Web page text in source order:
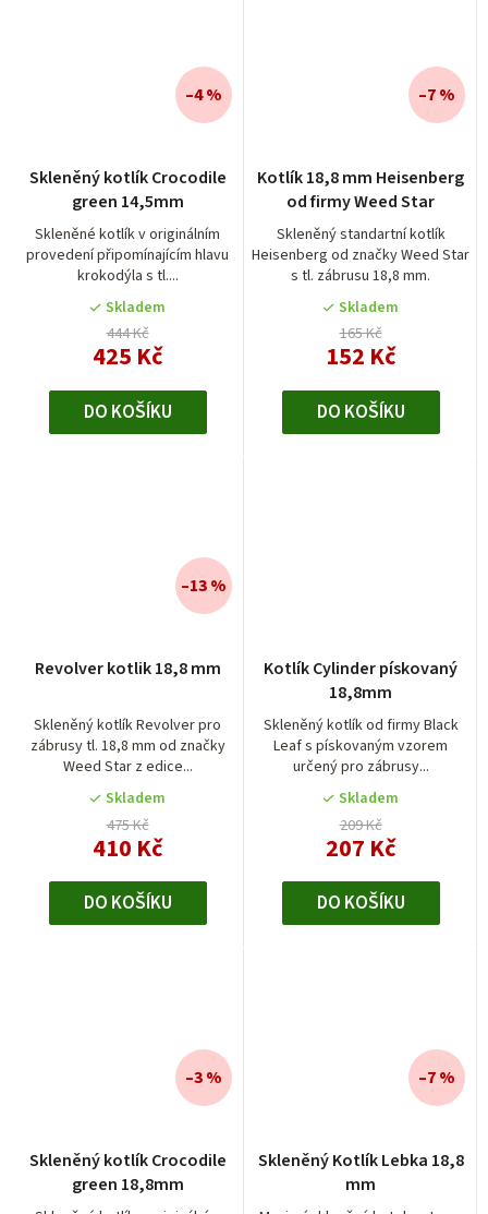
Skleněný kotlík Crocodile
green 14,5mm
Skleněné kotlík v originálním
provedení připomínajícím hlavu
krokodýla s tl....
Skladem
444 Kč
425 Kč
–4 %
DO KOŠÍKU
Kotlík 18,8 mm Heisenberg
od firmy Weed Star
Skleněný standartní kotlík
Heisenberg od značky Weed Star
s tl. zábrusu 18,8 mm.
hodnocení
produktu
je
5,0
z
5
hvězdiček.
Skladem
165 Kč
152 Kč
–7 %
DO KOŠÍKU
Revolver kotlik 18,8 mm
Skleněný kotlík Revolver pro
zábrusy tl. 18,8 mm od značky
Weed Star z edice...
Skladem
475 Kč
410 Kč
–13 %
DO KOŠÍKU
Kotlík Cylinder pískovaný
18,8mm
Skleněný kotlík od firmy Black
Leaf s pískovaným vzorem
určený pro zábrusy...
Skladem
209 Kč
207 Kč
DO KOŠÍKU
Skleněný kotlík Crocodile
green 18,8mm
–3 %
Skleněný Kotlík Lebka 18,8
mm
–7 %